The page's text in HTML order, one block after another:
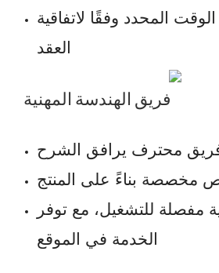
المحدد وفقًا لاتفاقية
العقد
فريق الهندسة المهنية
محترف يرافق الشرح
مخصصة بناءً على المنتج
مفصلة للتشغيل، مع توفر
الخدمة في الموقع